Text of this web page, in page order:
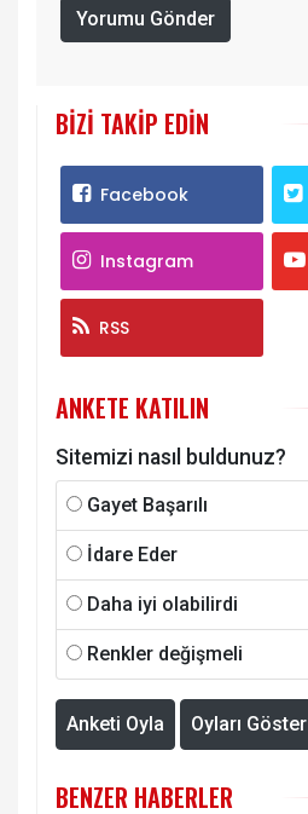
Yorumu Gönder
BIZI TAKIP EDIN
Facebook
Instagram
RSS
ANKETE KATILIN
Sitemizi nasıl buldunuz?
Gayet Başarılı
İdare Eder
Daha iyi olabilirdi
Renkler değişmeli
Anketi Oyla Oyları Göster
BENZER HABERLER